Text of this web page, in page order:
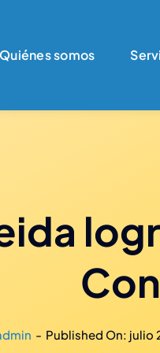
Quiénes somos
- Published On: julio